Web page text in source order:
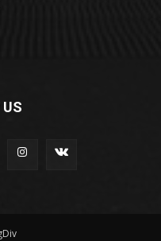
US